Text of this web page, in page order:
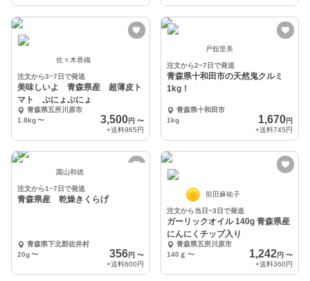
佐々木香織
注文から3~7日で発送
美味しいよ 青森県産 超薄皮ト
マト ぷにょぷにょ
青森県五所川原市
1.8kg〜 3,500円 〜
+送料965円
戸舘里美
注文から2~7日で発送
青森県十和田市の天然鬼クルミ
1kg！
青森県十和田市
1kg
1,670円
+送料745円
園山和徳
注文から1~7日で発送
青森県産 乾燥きくらげ
青森県下北郡佐井村
20g〜 356円 〜
+送料600円
前田麻祐子
注文から当日~3日で発送
ガーリックオイル 140g 青森県産
にんにくチップ入り
青森県五所川原市
140ｇ 〜 1,242円 〜
+送料360円